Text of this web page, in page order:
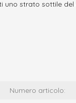
uno strato sottile del
Numero articolo: